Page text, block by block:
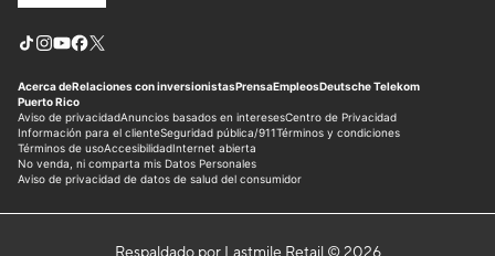
Respaldado por Lastmile Retail © 2026